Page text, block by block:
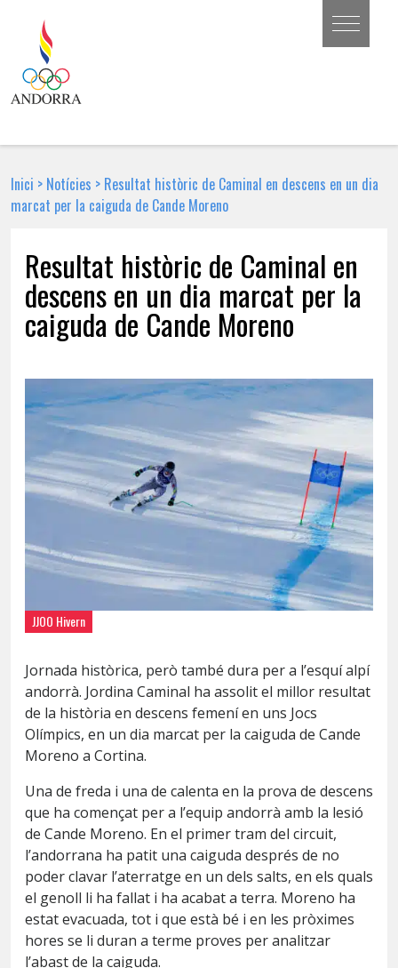
Inici > Notícies > Resultat històric de Caminal en descens en un dia
marcat per la caiguda de Cande Moreno
Resultat històric de Caminal en
descens en un dia marcat per la
caiguda de Cande Moreno
JJOO Hivern
Jornada històrica, però també dura per a l’esquí alpí
andorrà. Jordina Caminal ha assolit el millor resultat
de la història en descens femení en uns Jocs
Olímpics, en un dia marcat per la caiguda de Cande
Moreno a Cortina.
Una de freda i una de calenta en la prova de descens
que ha començat per a l’equip andorrà amb la lesió
de Cande Moreno. En el primer tram del circuit,
l’andorrana ha patit una caiguda després de no
poder clavar l’aterratge en un dels salts, en els quals
el genoll li ha fallat i ha acabat a terra. Moreno ha
estat evacuada, tot i que està bé i en les pròximes
hores se li duran a terme proves per analitzar
l’abast de la caiguda.